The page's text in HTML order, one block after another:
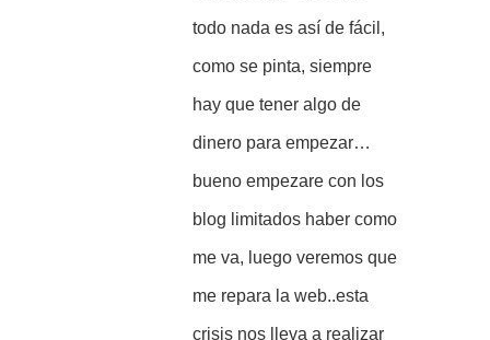
todo nada es así de fácil,
como se pinta, siempre
hay que tener algo de
dinero para empezar…
bueno empezare con los
blog limitados haber como
me va, luego veremos que
me repara la web..esta
crisis nos lleva a realizar